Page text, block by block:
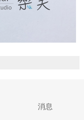
消息